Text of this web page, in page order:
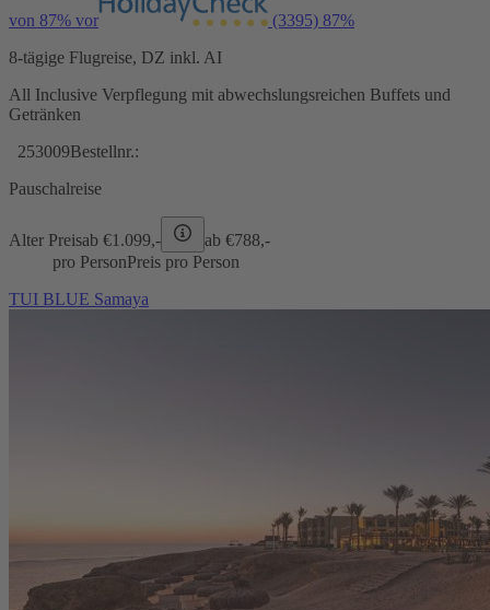
von 87% vor (3395) 87%
8-tägige Flugreise, DZ inkl. AI
All Inclusive Verpflegung mit abwechslungsreichen Buffets und
Getränken
253009Bestellnr.:
Pauschalreise
Alter Preisab €1.099,- ab €788,-
pro PersonPreis pro Person
TUI BLUE Samaya